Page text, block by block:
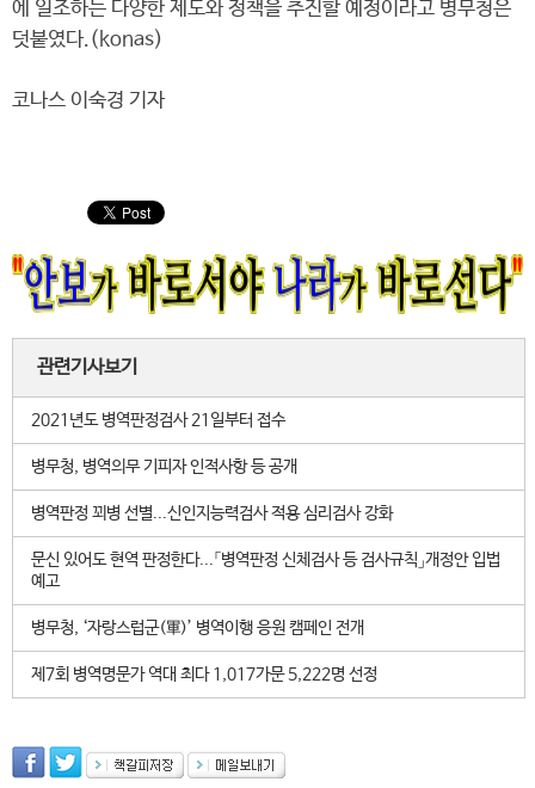
에 일조하는 다양한 제도와 정책을 추진할 예정이라고 병무청은
덧붙였다.(konas)
코나스 이숙경 기자
관련기사보기
2021년도 병역판정검사 21일부터 접수
병무청, 병역의무 기피자 인적사항 등 공개
병역판정 꾀병 선별...신인지능력검사 적용 심리검사 강화
문신 있어도 현역 판정한다...「병역판정 신체검사 등 검사규칙」개정안 입법
예고
병무청, ‘자랑스럽군(軍)’ 병역이행 응원 캠페인 전개
제7회 병역명문가 역대 최다 1,017가문 5,222명 선정